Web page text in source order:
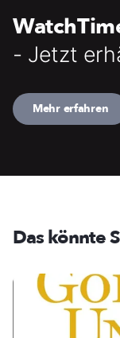
- Jetzt
Mehr erfahren
Das könnte